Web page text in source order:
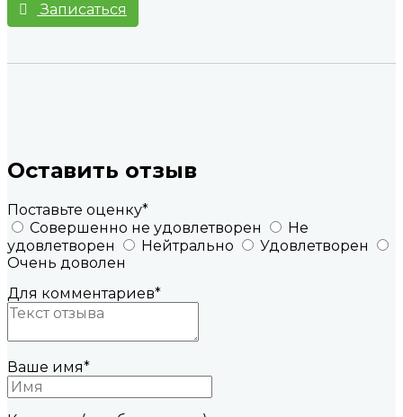
Записаться
Оставить отзыв
Поставьте оценку*
Совершенно не удовлетворен
Не
удовлетворен
Нейтрально
Удовлетворен
Очень доволен
Для комментариев*
Ваше имя*